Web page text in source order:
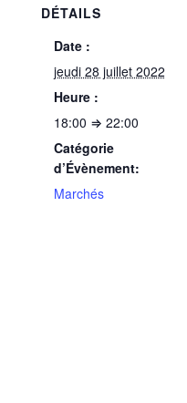
DÉTAILS
Date :
jeudi 28 juillet 2022
Heure :
18:00 ⇒ 22:00
Catégorie
d’Évènement:
Marchés